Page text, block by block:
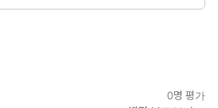
서도 심도 있는 논의를 제공합니다.
구자들에게도 유용한 자료가 될 것입
한 정치참여의 필요성을 깨닫게 될 것입
0명 평가